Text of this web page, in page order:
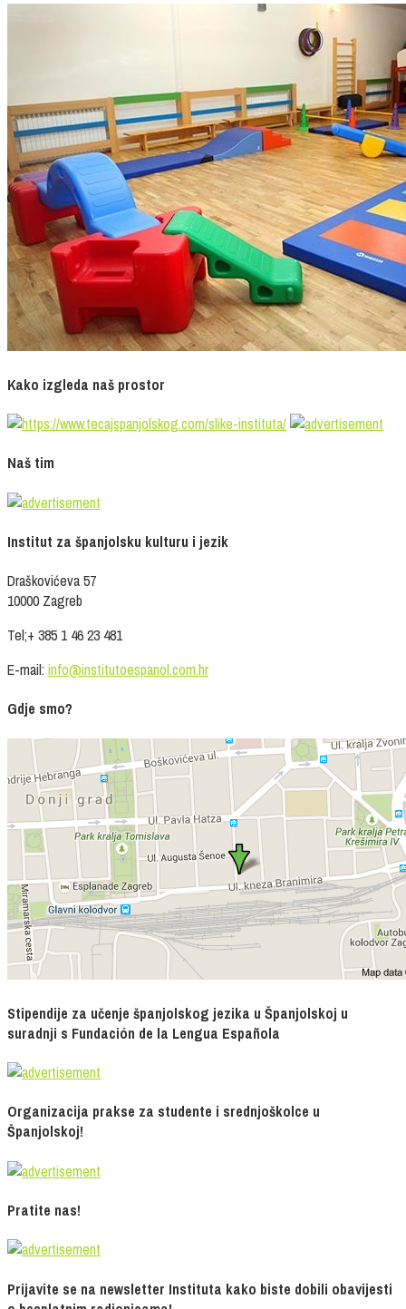
Kako izgleda naš prostor
Naš tim
Institut za španjolsku kulturu i jezik
Draškovićeva 57
10000 Zagreb
Tel;+ 385 1 46 23 481
E-mail: info@institutoespanol.com.hr
Gdje smo?
Stipendije za učenje španjolskog jezika u Španjolskoj u
suradnji s Fundación de la Lengua Española
Organizacija prakse za studente i srednjoškolce u
Španjolskoj!
Pratite nas!
Prijavite se na newsletter Instituta kako biste dobili obavijesti